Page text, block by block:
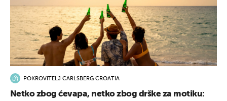
POKROVITELJ CARLSBERG CROATIA
Netko zbog ćevapa, netko zbog drške za motiku: